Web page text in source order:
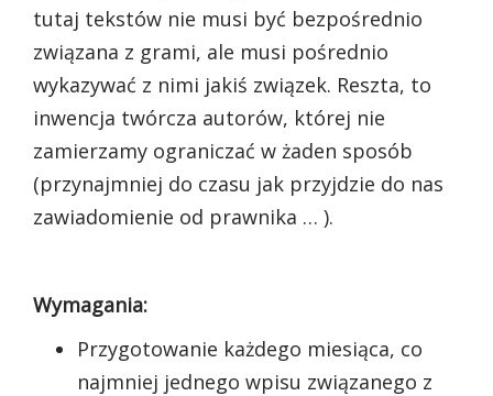
tutaj tekstów nie musi być bezpośrednio
związana z grami, ale musi pośrednio
wykazywać z nimi jakiś związek. Reszta, to
inwencja twórcza autorów, której nie
zamierzamy ograniczać w żaden sposób
(przynajmniej do czasu jak przyjdzie do nas
zawiadomienie od prawnika … ).
Wymagania:
Przygotowanie każdego miesiąca, co
najmniej jednego wpisu związanego z